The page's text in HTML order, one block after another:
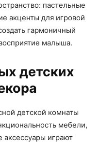
пастельные
акценты для игровой
гармоничный
малыша.
детских
детской комнаты
мебели,
аксессуары играют